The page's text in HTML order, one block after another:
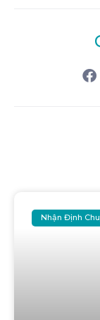
Nhận Định